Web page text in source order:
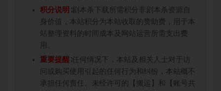
积分说明 ∶剧本杀下载所需积分非剧本杀资源自
身价值，本站积分为本站收取的赞助费，用于本
站整理资料的时间成本及网站运营所需支出费
用。
重要提醒 ∶任何情况下，本站及相关人士对于访
问或购买使用引起的任何行为和纠纷，本站概不
承担任何责任。未经许可的【搬运】和【账号共